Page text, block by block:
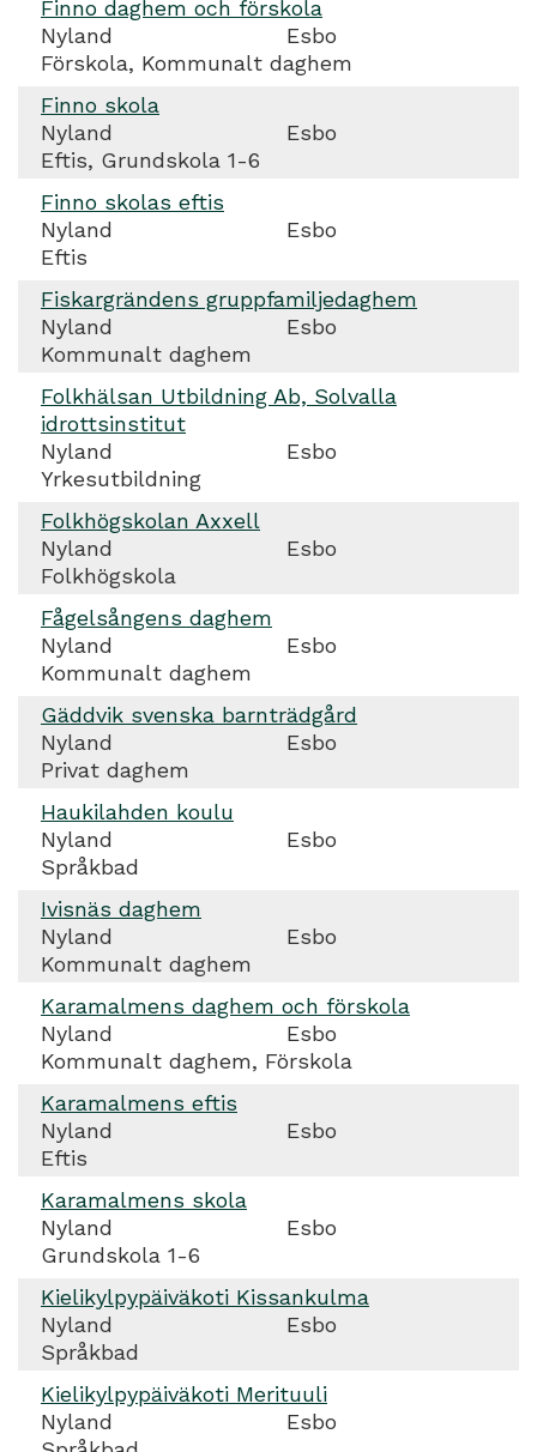
Finno daghem och förskola
Nyland
Esbo
Förskola, Kommunalt daghem
Finno skola
Nyland
Esbo
Eftis, Grundskola 1-6
Finno skolas eftis
Nyland
Esbo
Eftis
Fiskargrändens gruppfamiljedaghem
Nyland
Esbo
Kommunalt daghem
Folkhälsan Utbildning Ab, Solvalla
idrottsinstitut
Nyland
Esbo
Yrkesutbildning
Folkhögskolan Axxell
Nyland
Esbo
Folkhögskola
Fågelsångens daghem
Nyland
Esbo
Kommunalt daghem
Gäddvik svenska barnträdgård
Nyland
Esbo
Privat daghem
Haukilahden koulu
Nyland
Esbo
Språkbad
Ivisnäs daghem
Nyland
Esbo
Kommunalt daghem
Karamalmens daghem och förskola
Nyland
Esbo
Kommunalt daghem, Förskola
Karamalmens eftis
Nyland
Esbo
Eftis
Karamalmens skola
Nyland
Esbo
Grundskola 1-6
Kielikylpypäiväkoti Kissankulma
Nyland
Esbo
Språkbad
Kielikylpypäiväkoti Merituuli
Nyland
Esbo